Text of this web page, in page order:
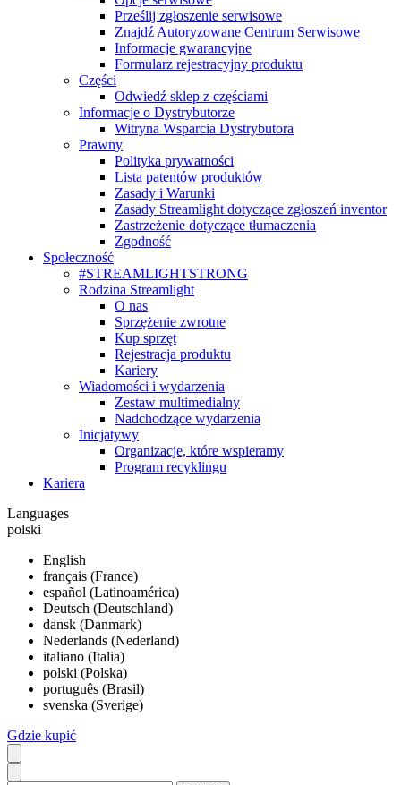
Prześlij zgłoszenie serwisowe
Znajdź Autoryzowane Centrum Serwisowe
Informacje gwarancyjne
Formularz rejestracyjny produktu
Części
Odwiedź sklep z częściami
Informacje o Dystrybutorze
Witryna Wsparcia Dystrybutora
Prawny
Polityka prywatności
Lista patentów produktów
Zasady i Warunki
Zasady Streamlight dotyczące zgłoszeń inventor
Zastrzeżenie dotyczące tłumaczenia
Zgodność
Społeczność
#STREAMLIGHTSTRONG
Rodzina Streamlight
O nas
Sprzężenie zwrotne
Kup sprzęt
Rejestracja produktu
Kariery
Wiadomości i wydarzenia
Zestaw multimedialny
Nadchodzące wydarzenia
Inicjatywy
Organizacje, które wspieramy
Program recyklingu
Kariera
Languages
polski
English
français (France)
español (Latinoamérica)
Deutsch (Deutschland)
dansk (Danmark)
Nederlands (Nederland)
italiano (Italia)
polski (Polska)
português (Brasil)
svenska (Sverige)
Gdzie kupić